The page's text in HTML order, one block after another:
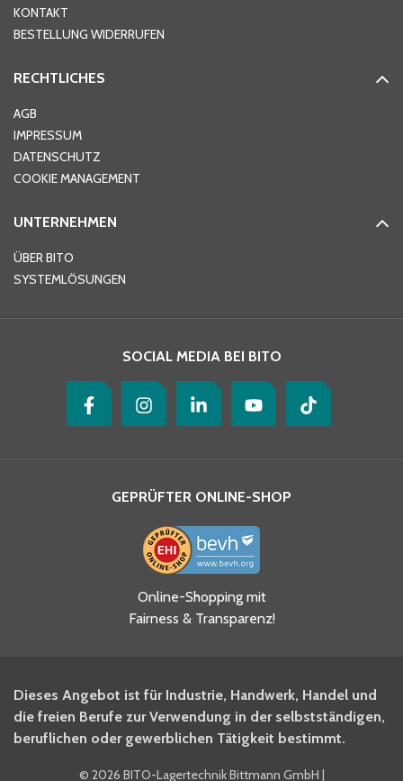
Ort*
Telefon
Ja, ich habe die
Datenschutzhinweise gelesen
und akzeptiere diese.
BITO Newsletter Fachwissen
Intralogistiker anmelden.
KONTAKT
BESTELLUNG WIDERRUFEN
RECHTLICHES
AGB
IMPRESSUM
DATENSCHUTZ
COOKIE MANAGEMENT
UNTERNEHMEN
ÜBER BITO
SYSTEMLÖSUNGEN
SOCIAL MEDIA BEI BITO
GEPRÜFTER ONLINE-SHOP
Online-Shopping mit
Fairness & Transparenz!
Dieses Angebot ist für Industrie, Handwerk, Handel und
die freien Berufe zur Verwendung in der selbstständigen,
beruflichen oder gewerblichen Tätigkeit bestimmt.
© 2026 BITO-Lagertechnik Bittmann GmbH |